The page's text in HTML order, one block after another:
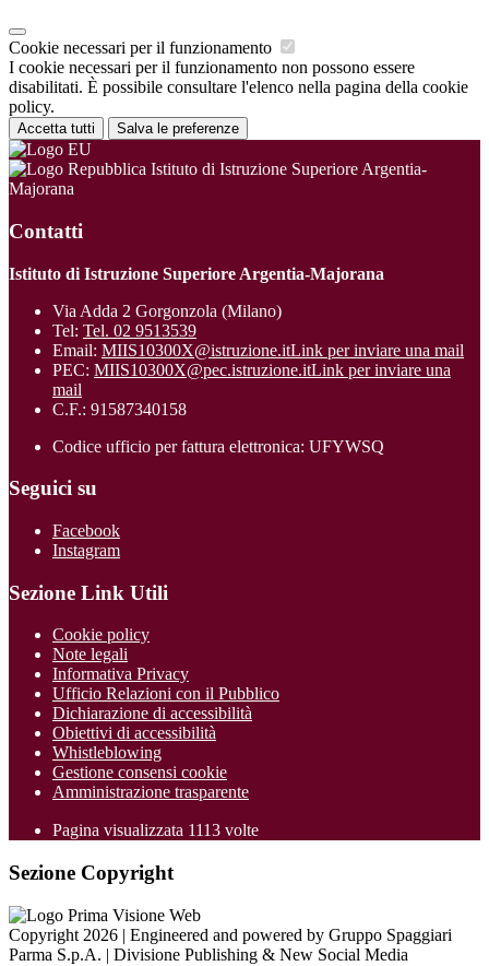
Cookie necessari per il funzionamento
I cookie necessari per il funzionamento non possono essere
disabilitati. È possibile consultare l'elenco nella pagina della cookie
policy.
Accetta tutti Salva le preferenze
Istituto di Istruzione Superiore Argentia-
Majorana
Contatti
Istituto di Istruzione Superiore Argentia-Majorana
Via Adda 2 Gorgonzola (Milano)
Tel: Tel. 02 9513539
Email: MIIS10300X@istruzione.itLink per inviare una mail
PEC: MIIS10300X@pec.istruzione.itLink per inviare una
mail
C.F.: 91587340158
Codice ufficio per fattura elettronica: UFYWSQ
Seguici su
Facebook
Instagram
Sezione Link Utili
Cookie policy
Note legali
Informativa Privacy
Ufficio Relazioni con il Pubblico
Dichiarazione di accessibilità
Obiettivi di accessibilità
Whistleblowing
Gestione consensi cookie
Amministrazione trasparente
Pagina visualizzata 1113 volte
Sezione Copyright
Copyright 2026 | Engineered and powered by Gruppo Spaggiari
Parma S.p.A. | Divisione Publishing & New Social Media